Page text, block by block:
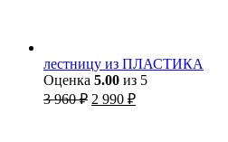
лестницу из ПЛАСТИКА
Оценка 5.00 из 5
3 960₽ 2 990 ₽